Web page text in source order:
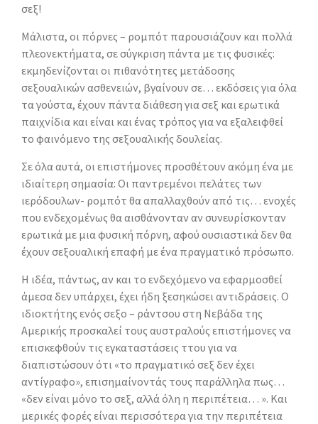
σεξ!
Μάλιστα, οι πόρνες – ρομπότ παρουσιάζουν και πολλά
πλεονεκτήματα, σε σύγκριση πάντα με τις φυσικές:
εκμηδενίζονται οι πιθανότητες μετάδοσης
σεξουαλικών ασθενειών, βγαίνουν σε… εκδόσεις για όλα
τα γούστα, έχουν πάντα διάθεση για σεξ και ερωτικά
παιχνίδια και είναι και ένας τρόπος για να εξαλειφθεί
το φαινόμενο της σεξουαλικής δουλείας.
Σε όλα αυτά, οι επιστήμονες προσθέτουν ακόμη ένα με
ιδιαίτερη σημασία: Οι παντρεμένοι πελάτες των
ιερόδουλων- ρομπότ θα απαλλαχθούν από τις… ενοχές
που ενδεχομένως θα αισθάνονταν αν συνευρίσκονταν
ερωτικά με μια φυσική πόρνη, αφού ουσιαστικά δεν θα
έχουν σεξουαλική επαφή με ένα πραγματικό πρόσωπο.
Η ιδέα, πάντως, αν και το ενδεχόμενο να εφαρμοσθεί
άμεσα δεν υπάρχει, έχει ήδη ξεσηκώσει αντιδράσεις. Ο
ιδιοκτήτης ενός σεξο – ράντσου στη Νεβάδα της
Αμερικής προσκαλεί τους αυστραλούς επιστήμονες να
επισκεφθούν τις εγκαταστάσεις ττου για να
διαπιστώσουν ότι «το πραγματικό σεξ δεν έχει
αντίγραφο», επισημαίνοντάς τους παράλληλα πως…
«δεν είναι μόνο το σεξ, αλλά όλη η περιπέτεια… ». Και
μερικές φορές είναι περισσότερα για την περιπέτεια